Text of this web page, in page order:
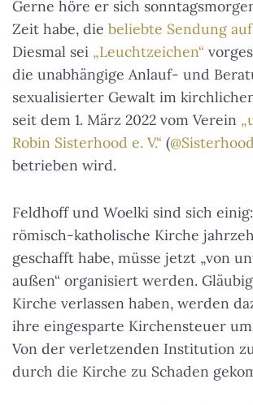
Gerne höre er sich
Zeit habe, die beliebte Sendung auf
Diesmal sei „Leuchtzeichen“
die unabhängige Anlauf- und
sexualisierter Gewalt im
seit dem 1. März 2022 vom Verein
Robin Sisterhood e. V.“ (
betrieben wird.
Feldhoff und Woelki sind sich
römisch-katholische Kirche
geschafft habe, müsse jetzt „von
außen“ organisiert werden.
Kirche verlassen haben, werden
ihre eingesparte Kirchensteuer
Von der verletzenden Institution
durch die Kirche zu Schaden